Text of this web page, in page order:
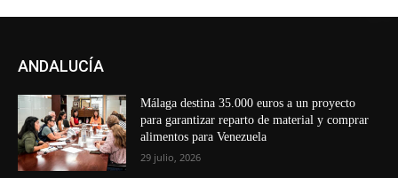
ANDALUCÍA
Málaga destina 35.000 euros a un proyecto
para garantizar reparto de material y comprar
alimentos para Venezuela
29 julio, 2026